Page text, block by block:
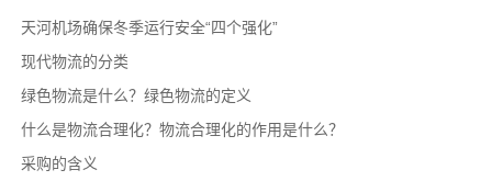
天河机场确保冬季运行安全“四个强化”
现代物流的分类
绿色物流是什么？绿色物流的定义
什么是物流合理化？物流合理化的作用是什么？
采购的含义